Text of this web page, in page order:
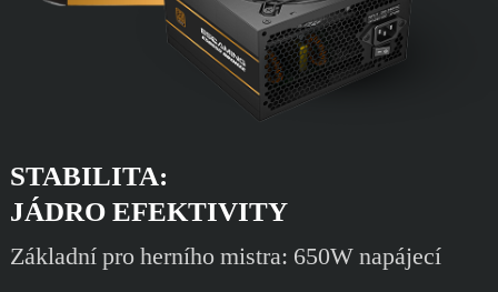
STABILITA:
JÁDRO EFEKTIVITY
Základní pro herního mistra: 650W napájecí